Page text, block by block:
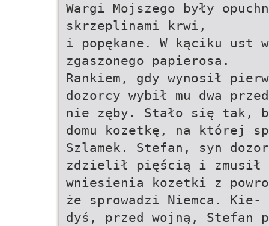
Wargi Mojszego były
skrzeplinami krwi,
i popękane. W kąciku ust
zgaszonego papierosa.
Rankiem, gdy wynosił
dozorcy wybił mu dwa
nie zęby. Stało się tak,
domu kozetkę, na której
Szlamek. Stefan, syn
zdzielił pięścią i zmusił
wniesienia kozetki z
że sprowadzi Niemca. Kie-
dyś, przed wojną, Stefan